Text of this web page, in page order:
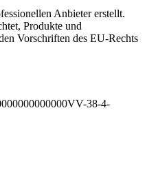
Anbieter erstellt.
Produkte und
Vorschriften des EU-Rechts
38-4-